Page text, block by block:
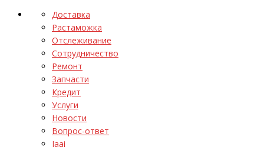
Доставка
Растаможка
Отслеживание
Сотрудничество
Ремонт
Запчасти
Кредит
Услуги
Новости
Вопрос-ответ
Iaai